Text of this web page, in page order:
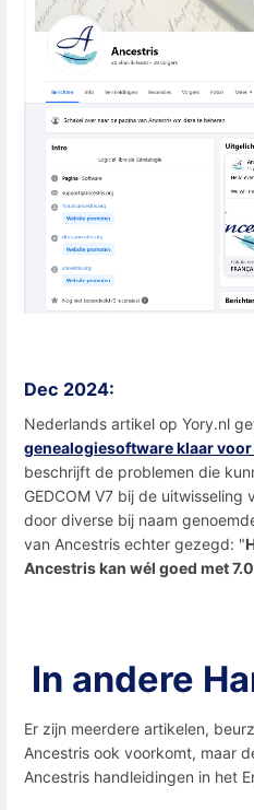
Dec 2024:
Nederlands artikel op Yory.nl
genealogiesoftware klaar voor
beschrijft de problemen die
GEDCOM V7 bij de uitwisseling
door diverse bij naam
van Ancestris echter gezegd: "
Ancestris kan wél goed met
In andere
Er zijn meerdere artikelen,
Ancestris ook voorkomt, maar
Ancestris handleidingen in het